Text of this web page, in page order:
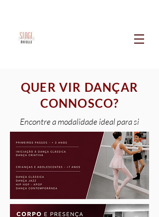
QUER VIR DANÇAR
CONNOSCO?
Encontre a modalidade ideal para si